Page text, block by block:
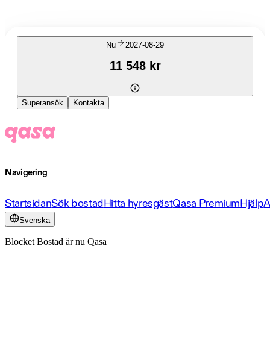
Nu 2027-08-29
11 548 kr
Superansök Kontakta
Navigering
StartsidanSök bostadHitta hyresgästQasa PremiumHjälp
Svenska
Blocket Bostad är nu Qasa